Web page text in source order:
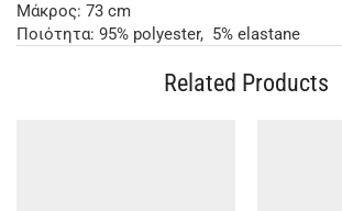
Μάκρος: 73 cm
Ποιότητα: 95% polyester, 5% elastane
Related Products